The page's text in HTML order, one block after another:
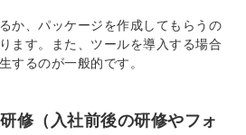
か、パッケージを作成してもらうの
ます。また、ツールを導入する場合
するのが一般的です。
修（入社前後の研修やフォ